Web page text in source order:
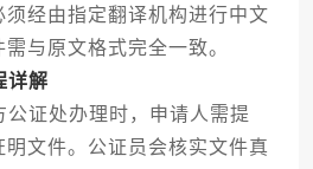
经由指定翻译机构进行中文
与原文格式完全一致。
详解
证处办理时，申请人需提
文件。公证员会核实文件真